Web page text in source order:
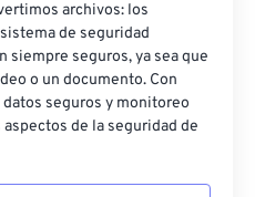
archivos: los
de seguridad
siempre seguros, ya sea que
o un documento. Con
seguros y monitoreo
de la seguridad de